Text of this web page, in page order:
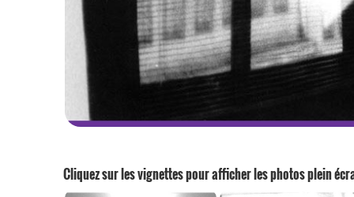
Cliquez sur les vignettes pour afficher les photos plein